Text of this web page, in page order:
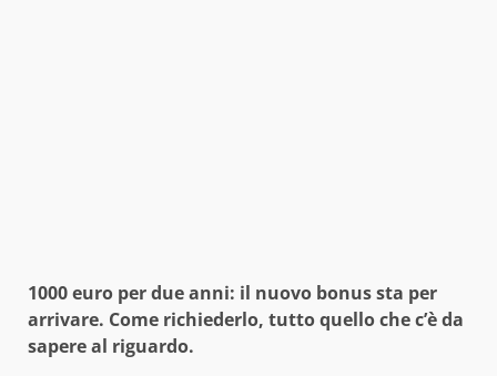
1000 euro per due anni: il nuovo bonus sta per
arrivare. Come richiederlo, tutto quello che c’è da
sapere al riguardo.